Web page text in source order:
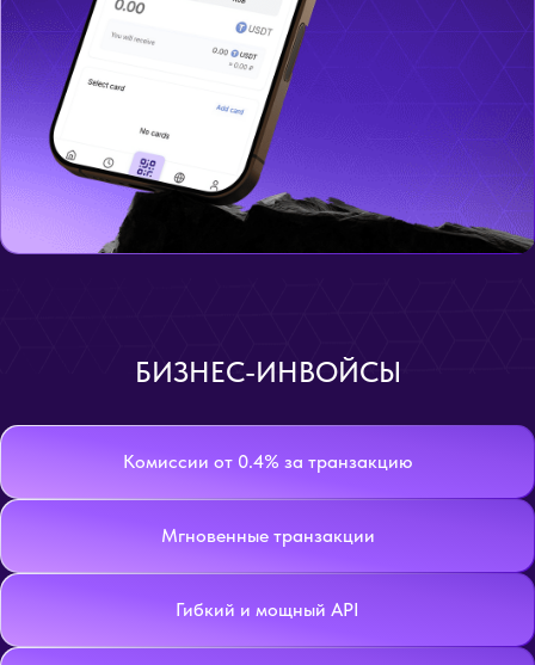
БИЗНЕС-ИНВОЙСЫ
Комиссии от 0.4% за транзакцию
Мгновенные транзакции
Гибкий и мощный API